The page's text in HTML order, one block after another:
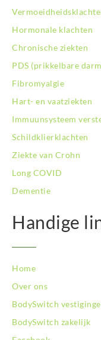
BodySwitch
BodySwitch
BodySwitch
BodySwitch
BodySwitch
BodySwitch Tiel
BodySwitch
BodySwitch
BodySwitch
BodySwitch
BodySwitch
BodySwitch
BodySwitch Zeist
BodySwitch
BodySwitch
Hormonale klachten
Chronische ziekten
PDS (prikkelbare
Fibromyalgie
Hart- en vaatziekten
Immuunsysteem
Schildklierklachten
Ziekte van Crohn
Long COVID
Dementie
Handige
Home
Over ons
BodySwitch
BodySwitch zakelijk